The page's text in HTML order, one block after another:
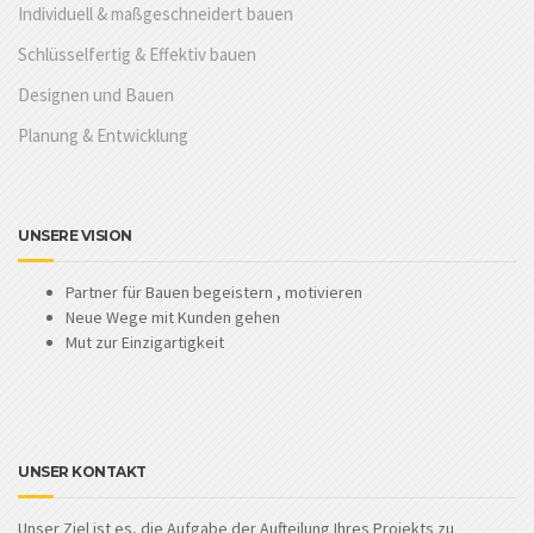
Individuell & maßgeschneidert bauen
Schlüsselfertig & Effektiv bauen
Designen und Bauen
Planung & Entwicklung
UNSERE VISION
Partner für Bauen begeistern , motivieren
Neue Wege mit Kunden gehen
Mut zur Einzigartigkeit
UNSER KONTAKT